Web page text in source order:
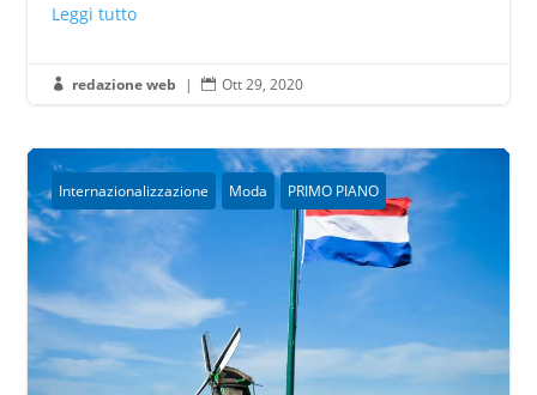
Leggi tutto
 redazione web |  Ott 29, 2020
Internazionalizzazione Moda PRIMO PIANO